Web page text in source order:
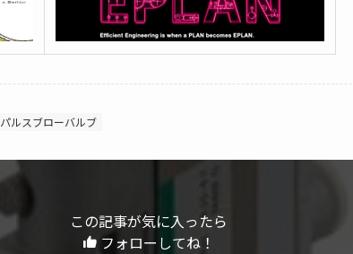
パルスブローバルブ
この記事が気に入ったら
フォローしてね！